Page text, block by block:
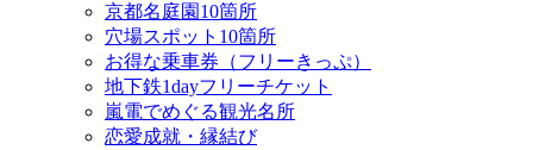
京都名庭園10箇所
穴場スポット10箇所
お得な乗車券（フリーきっぷ）
地下鉄1dayフリーチケット
嵐電でめぐる観光名所
恋愛成就・縁結び